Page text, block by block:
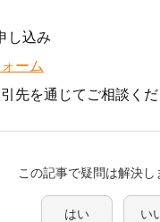
し込み
ーム
先を通じてご相談くだ
この記事で疑問は解決し
はい い